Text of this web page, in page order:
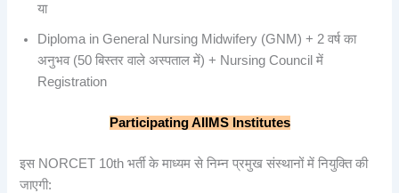
या
Diploma in General Nursing Midwifery (GNM) + 2 वर्ष का
अनुभव (50 बिस्तर वाले अस्पताल में) + Nursing Council में
Registration
Participating AIIMS Institutes
इस NORCET 10th भर्ती के माध्यम से निम्न प्रमुख संस्थानों में नियुक्ति की
जाएगी: